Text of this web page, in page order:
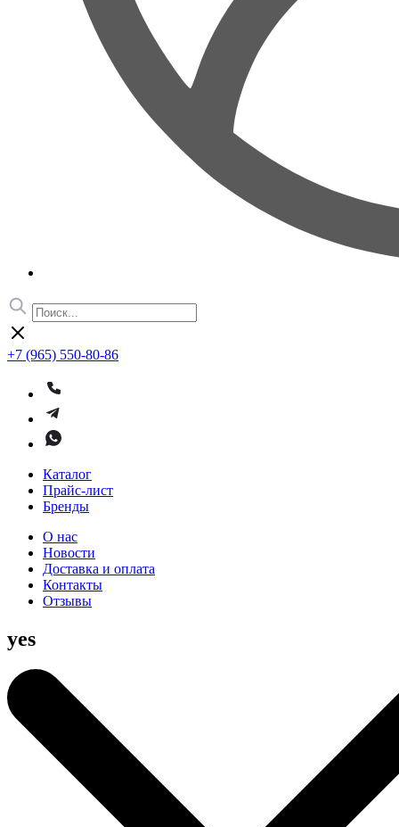
+7 (965) 550-80-86
Каталог
Прайс-лист
Бренды
О нас
Новости
Доставка и оплата
Контакты
Отзывы
yes